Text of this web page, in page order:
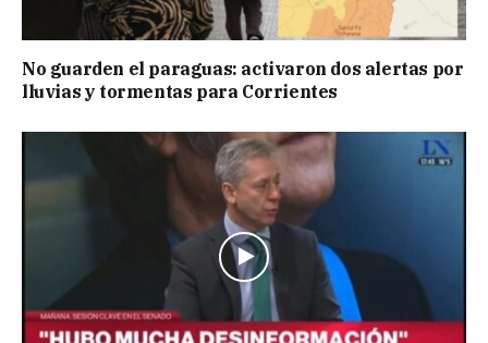
No guarden el paraguas: activaron dos alertas por
lluvias y tormentas para Corrientes